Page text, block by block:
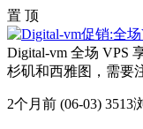
置 顶
Digital-vm 全场 VPS
杉矶和西雅图，需要
2个月前 (06-03) 3513